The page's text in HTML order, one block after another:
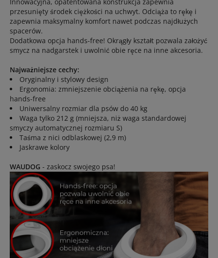
przesunięty środek ciężkości na uchwyt. Odciąża to rękę i
zapewnia maksymalny komfort nawet podczas najdłużych
spacerów.
Dodatkowa opcja hands-free! Okrągły kształt pozwala założyć
smycz na nadgarstek i uwolnić obie ręce na inne akcesoria.
Najważniejsze cechy:
Oryginalny i stylowy design
Ergonomia: zmniejszenie obciążenia na rękę, opcja
hands-free
Uniwersalny rozmiar dla psów do 40 kg
Waga tylko 212 g (mniejsza, niż waga standardowej
smyczy automatycznej rozmiaru S)
Taśma z nici odblaskowej (2,9 m)
Jaskrawe kolory
WAUDOG - zaskocz swojego psa!